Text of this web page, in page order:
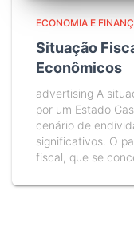
ECONOMIA E
Situação
Econômicos
advertising A
por um Estado
cenário de
significativos. O
fiscal, que se